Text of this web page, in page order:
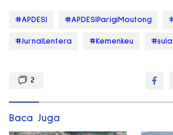
#APDESI #APDESIParigiMoutong
#JurnalLentera #Kemenkeu
2
Baca Juga